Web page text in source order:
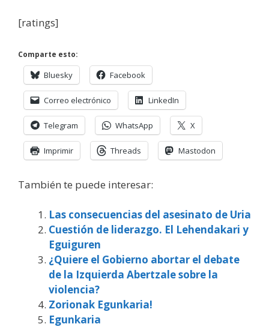
[ratings]
Comparte esto:
Bluesky Facebook
Correo electrónico LinkedIn
Telegram WhatsApp X
Imprimir Threads Mastodon
También te puede interesar:
Las consecuencias del asesinato de Uria
Cuestión de liderazgo. El Lehendakari y
Eguiguren
¿Quiere el Gobierno abortar el debate
de la Izquierda Abertzale sobre la
violencia?
Zorionak Egunkaria!
Egunkaria